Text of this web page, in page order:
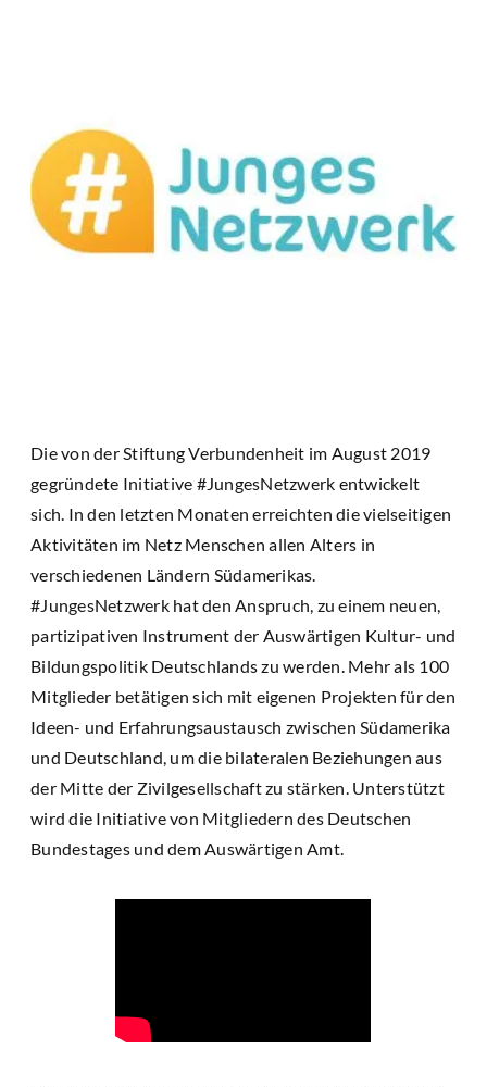
Die von der Stiftung Verbundenheit im August 2019
gegründete Initiative #JungesNetzwerk entwickelt
sich. In den letzten Monaten erreichten die vielseitigen
Aktivitäten im Netz Menschen allen Alters in
verschiedenen Ländern Südamerikas.
#JungesNetzwerk hat den Anspruch, zu einem neuen,
partizipativen Instrument der Auswärtigen Kultur- und
Bildungspolitik Deutschlands zu werden. Mehr als 100
Mitglieder betätigen sich mit eigenen Projekten für den
Ideen- und Erfahrungsaustausch zwischen Südamerika
und Deutschland, um die bilateralen Beziehungen aus
der Mitte der Zivilgesellschaft zu stärken. Unterstützt
wird die Initiative von Mitgliedern des Deutschen
Bundestages und dem Auswärtigen Amt.